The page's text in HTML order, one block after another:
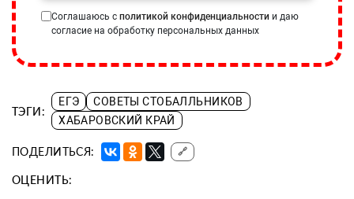
Соглашаюсь с политикой конфиденциальности и даю
согласие на обработку персональных данных
ТЭГИ:
ЕГЭ
СОВЕТЫ СТОБАЛЛЬНИКОВ
ХАБАРОВСКИЙ КРАЙ
ПОДЕЛИТЬСЯ: 🔗
ОЦЕНИТЬ: